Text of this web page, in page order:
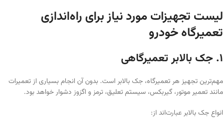
لیست تجهیزات مورد نیاز برای راه‌اندازی
تعمیرگاه خودرو
۱. جک بالابر تعمیرگاهی
مهم‌ترین تجهیز هر تعمیرگاه، جک بالابر است. بدون آن انجام بسیاری از تعمیرات
مانند تعمیر موتور، گیربکس، سیستم تعلیق، ترمز و اگزوز دشوار خواهد بود.
انواع جک بالابر عبارت‌اند از: